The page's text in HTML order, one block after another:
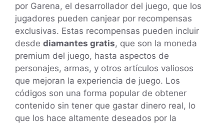
por Garena, el desarrollador del juego, que los
jugadores pueden canjear por recompensas
exclusivas. Estas recompensas pueden incluir
desde diamantes gratis, que son la moneda
premium del juego, hasta aspectos de
personajes, armas, y otros artículos valiosos
que mejoran la experiencia de juego. Los
códigos son una forma popular de obtener
contenido sin tener que gastar dinero real, lo
que los hace altamente deseados por la